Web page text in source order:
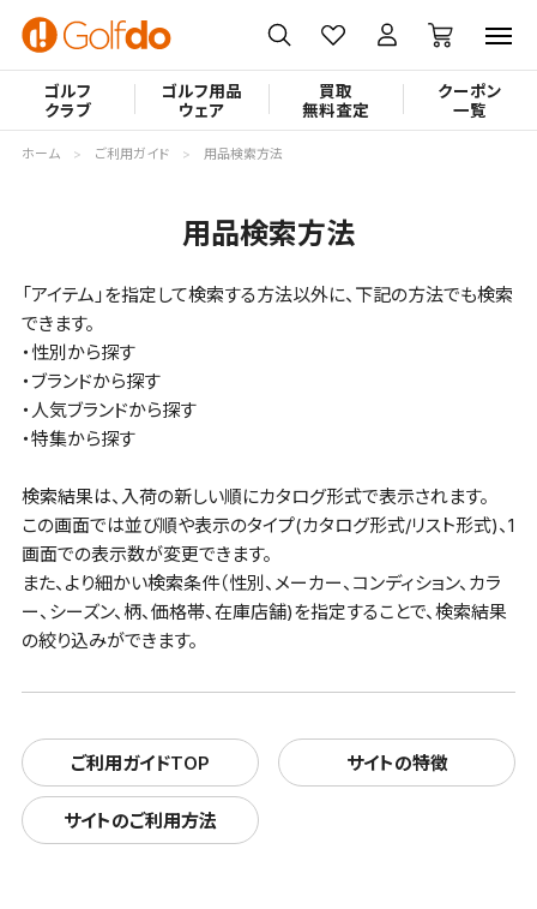
ゴルフ
クラブ
ゴルフ用品
ウェア
買取
無料査定
クーポン
一覧
ホーム ご利用ガイド 用品検索方法
用品検索方法
「アイテム」を指定して検索する方法以外に、下記の方法でも検索
できます。
・性別から探す
・ブランドから探す
・人気ブランドから探す
・特集から探す
検索結果は、入荷の新しい順にカタログ形式で表示されます。
この画面では並び順や表示のタイプ(カタログ形式/リスト形式)、1
画面での表示数が変更できます。
また、より細かい検索条件（性別、メーカー、コンディション、カラ
ー、シーズン、柄、価格帯、在庫店舗)を指定することで、検索結果
の絞り込みができます。
ご利用ガイドTOP サイトの特徴
サイトのご利用方法